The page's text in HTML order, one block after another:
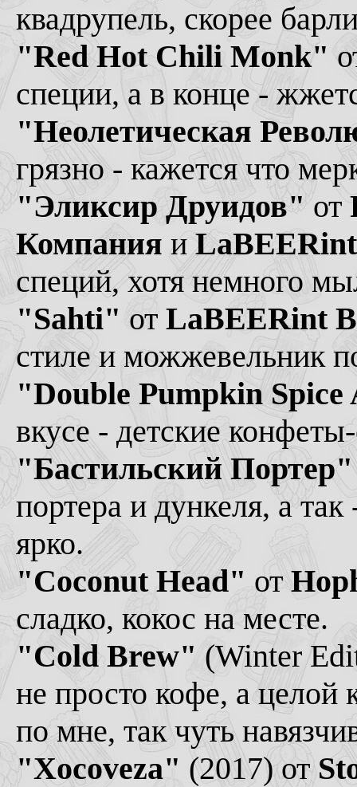
квадрупель, скорее
"Red Hot Chili Monk"
специи, а в конце -
"Неолетическая
грязно - кажется что
"Эликсир Друидов"от
Компания и
специй, хотя немного
"Sahti" от LaBEERint
стиле и можжевельник
"Double Pumpkin Spice
вкусе - детские
"Бастильский Портер"
портера и дункеля, а
ярко.
"Coconut Head" от
сладко, кокос на месте.
"Cold Brew" (Winter
не просто кофе, а
по мне, так чуть
"Xocoveza" (2017) от